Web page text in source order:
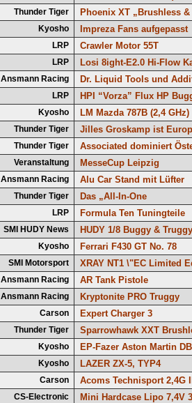
Thunder Tiger Phoenix XT „Brushless &
Kyosho Impreza Fans aufgepasst
LRP Crawler Motor 55T
LRP Losi 8ight-E2.0 Hi-Flow
Ansmann Racing Dr. Liquid Tools und
LRP HPI “Vorza” Flux HP
Kyosho LM Mazda 787B (2,4 GHz)
Thunder Tiger Jilles Groskamp ist
Thunder Tiger Associated dominiert
Veranstaltung MesseCup Leipzig
Ansmann Racing Alu Car Stand mit Lüfter
Thunder Tiger Das „All-In-One
LRP Formula Ten Tuningteile
SMI HUDY News HUDY 1/8 Buggy &
Kyosho Ferrari F430 GT No. 78
SMI Motorsport XRAY NT1 \"EC Limited
Ansmann Racing AR Tank Pistole
Ansmann Racing Kryptonite PRO Truggy
Carson Expert Charger 3
Thunder Tiger Sparrowhawk XXT
Kyosho EP-Fazer Aston Martin
Kyosho LAZER ZX-5, TYP4
Carson Acoms Technisport 2,4G
CS-Electronic Mini Hardcase Lipo 7,4V